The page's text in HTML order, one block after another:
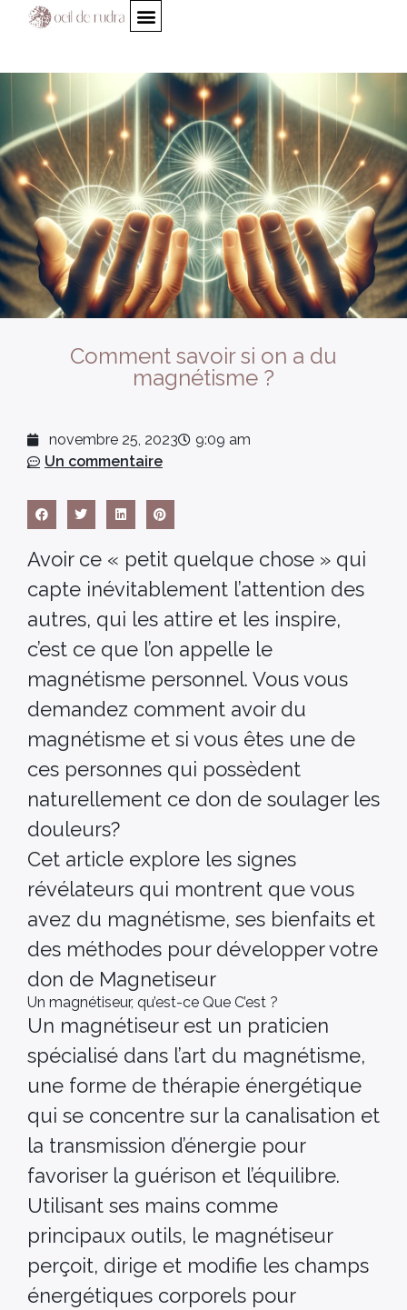
Comment savoir si on a du
magnétisme ?
novembre 25, 2023
9:09 am
Un commentaire
Avoir ce « petit quelque chose » qui
capte inévitablement l’attention des
autres, qui les attire et les inspire,
c’est ce que l’on appelle le
magnétisme personnel. Vous vous
demandez comment avoir du
magnétisme et si vous êtes une de
ces personnes qui possèdent
naturellement ce don de soulager les
douleurs?
Cet article explore les signes
révélateurs qui montrent que vous
avez du magnétisme, ses bienfaits et
des méthodes pour développer votre
don de Magnetiseur
Un magnétiseur, qu’est-ce Que C’est ?
Un magnétiseur est un praticien
spécialisé dans l’art du magnétisme,
une forme de thérapie énergétique
qui se concentre sur la canalisation et
la transmission d’énergie pour
favoriser la guérison et l’équilibre.
Utilisant ses mains comme
principaux outils, le magnétiseur
perçoit, dirige et modifie les champs
énergétiques corporels pour